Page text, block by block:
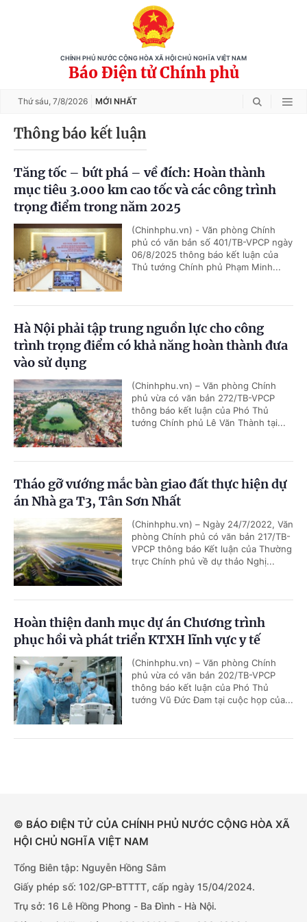
CHÍNH PHỦ NƯỚC CỘNG HÒA XÃ HỘI CHỦ NGHĨA VIỆT NAM
Báo Điện tử Chính phủ
Thứ sáu, 7/8/2026 MỚI NHẤT
Thông báo kết luận
Tăng tốc – bứt phá – về đích: Hoàn thành
mục tiêu 3.000 km cao tốc và các công trình
trọng điểm trong năm 2025
(Chinhphu.vn) - Văn phòng Chính
phủ có văn bản số 401/TB-VPCP ngày
06/8/2025 thông báo kết luận của
Thủ tướng Chính phủ Phạm Minh...
Hà Nội phải tập trung nguồn lực cho công
trình trọng điểm có khả năng hoàn thành đưa
vào sử dụng
(Chinhphu.vn) – Văn phòng Chính
phủ vừa có văn bản 272/TB-VPCP
thông báo kết luận của Phó Thủ
tướng Chính phủ Lê Văn Thành tại...
Tháo gỡ vướng mắc bàn giao đất thực hiện dự
án Nhà ga T3, Tân Sơn Nhất
(Chinhphu.vn) – Ngày 24/7/2022, Văn
phòng Chính phủ có văn bản 217/TB-
VPCP thông báo Kết luận của Thường
trực Chính phủ về dự thảo Nghị...
Hoàn thiện danh mục dự án Chương trình
phục hồi và phát triển KTXH lĩnh vực y tế
(Chinhphu.vn) – Văn phòng Chính
phủ vừa có văn bản 202/TB-VPCP
thông báo kết luận của Phó Thủ
tướng Vũ Đức Đam tại cuộc họp của...
© BÁO ĐIỆN TỬ CỦA CHÍNH PHỦ NƯỚC CỘNG HÒA XÃ
HỘI CHỦ NGHĨA VIỆT NAM
Tổng Biên tập: Nguyễn Hồng Sâm
Giấy phép số: 102/GP-BTTTT, cấp ngày 15/04/2024.
Trụ sở: 16 Lê Hồng Phong - Ba Đình - Hà Nội.